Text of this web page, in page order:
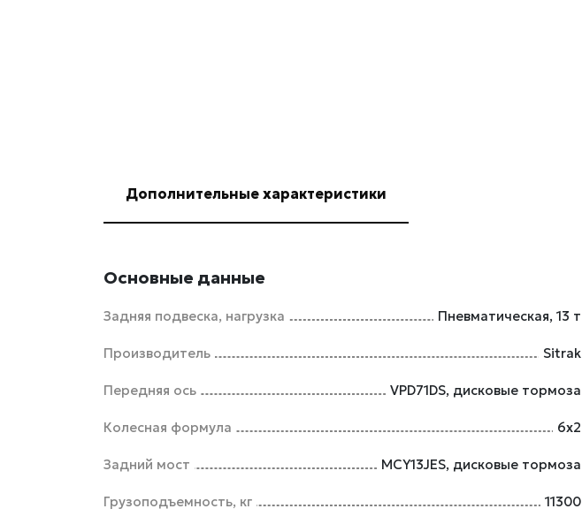
Дополнительные характеристики
Основные данные
Задняя подвеска, нагрузка Пневматическая, 13 т
Производитель Sitrak
Передняя ось VPD71DS, дисковые тормоза
Колесная формула 6х2
Задний мост MCY13JES, дисковые тормоза
Грузоподъемность, кг 11300